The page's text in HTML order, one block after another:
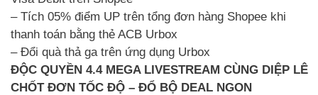
– Tích 05% điểm UP trên tổng đơn hàng Shopee khi
thanh toán bằng thẻ ACB Urbox
– Đổi quà thả ga trên ứng dụng Urbox
ĐỘC QUYỀN 4.4 MEGA LIVESTREAM CÙNG DIỆP LÊ
CHỐT ĐƠN TỐC ĐỘ – ĐỔ BỘ DEAL NGON